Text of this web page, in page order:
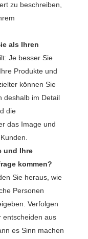
zu beschreiben,
als Ihren
Je besser Sie
Produkte und
können Sie
deshalb im Detail
die
das Image und
und Ihre
kommen?
Sie heraus, wie
Personen
Verfolgen
entscheiden aus
es Sinn machen